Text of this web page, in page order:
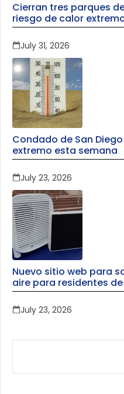
Cierran tres parques
riesgo de calor
July 31, 2026
Condado de San
extremo esta semana
July 23, 2026
Nuevo sitio web para
aire para residentes
July 23, 2026